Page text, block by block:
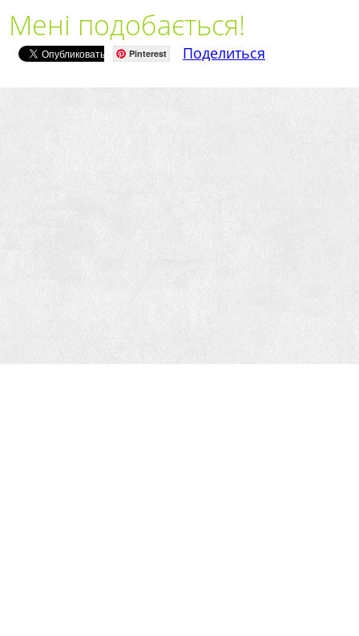
Мені подобається!
Pinterest Поделиться